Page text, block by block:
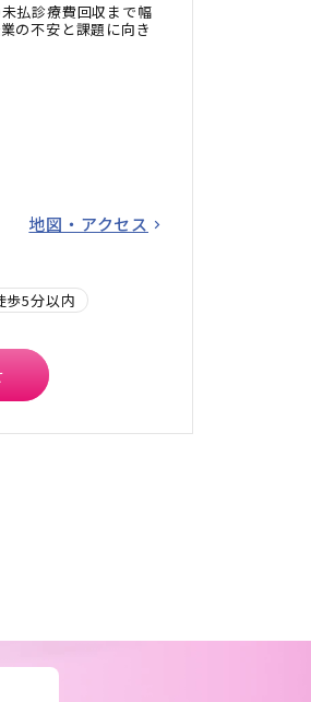
払診療費回収まで幅
の不安と課題に向き
地図・アクセス
歩5分以内